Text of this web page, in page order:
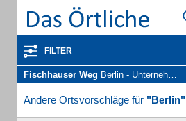
FILTER
Fischhauser Weg Berlin - Unternehmen und Personen
Andere Ortsvorschläge für "Berlin"